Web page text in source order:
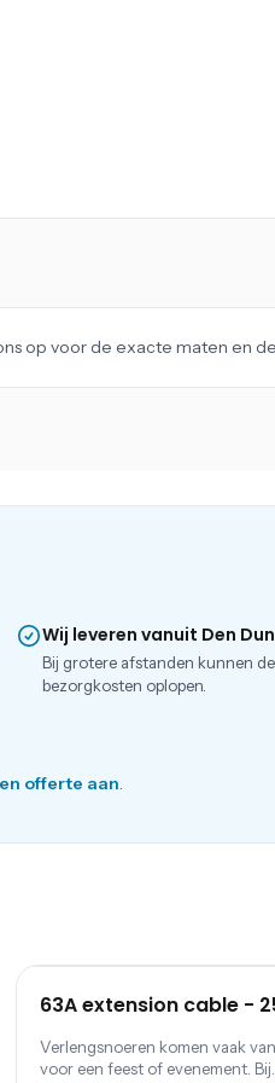
op voor de exacte maten en
Wij leveren vanuit Den
Bij grotere afstanden kunnen de
bezorgkosten oplopen.
offerte aan.
63A extension cable -
Verlengsnoeren komen vaak
voor een feest of evenement. Bij